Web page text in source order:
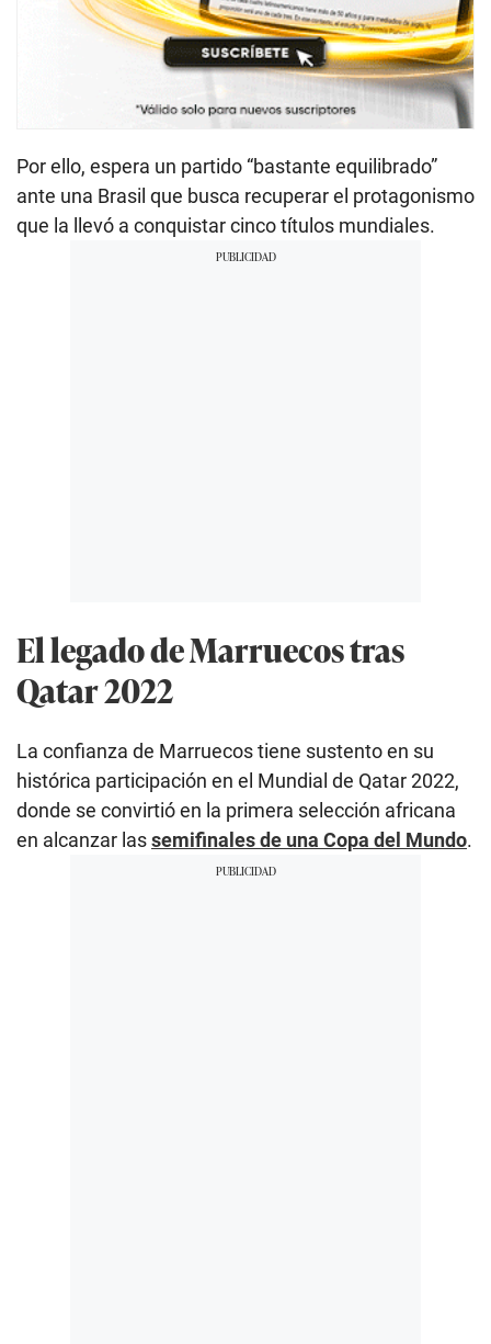
Por ello, espera un partido “bastante equilibrado”
ante una Brasil que busca recuperar el protagonismo
que la llevó a conquistar cinco títulos mundiales.
El legado de Marruecos tras
Qatar 2022
La confianza de Marruecos tiene sustento en su
histórica participación en el Mundial de Qatar 2022,
donde se convirtió en la primera selección africana
en alcanzar lassemifinales de una Copa del Mundo.